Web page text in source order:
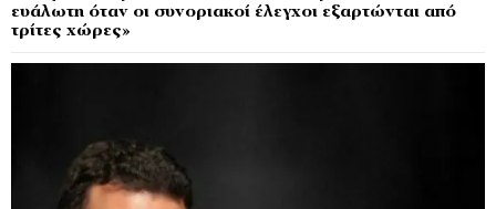
ευάλωτη όταν οι συνοριακοί έλεγχοι εξαρτώνται από
τρίτες χώρες»